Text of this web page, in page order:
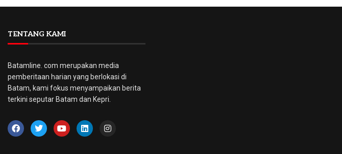
TENTANG KAMI
Batamline. com merupakan media
pemberitaan harian yang berlokasi di
Batam, kami fokus menyampaikan berita
terkini seputar Batam dan Kepri.